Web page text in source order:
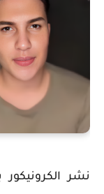
نشر